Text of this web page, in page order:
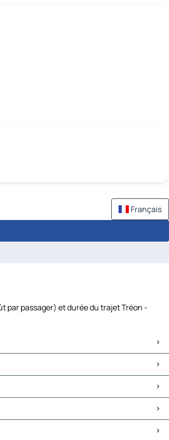
Français
passager) et durée du trajet Tréon -